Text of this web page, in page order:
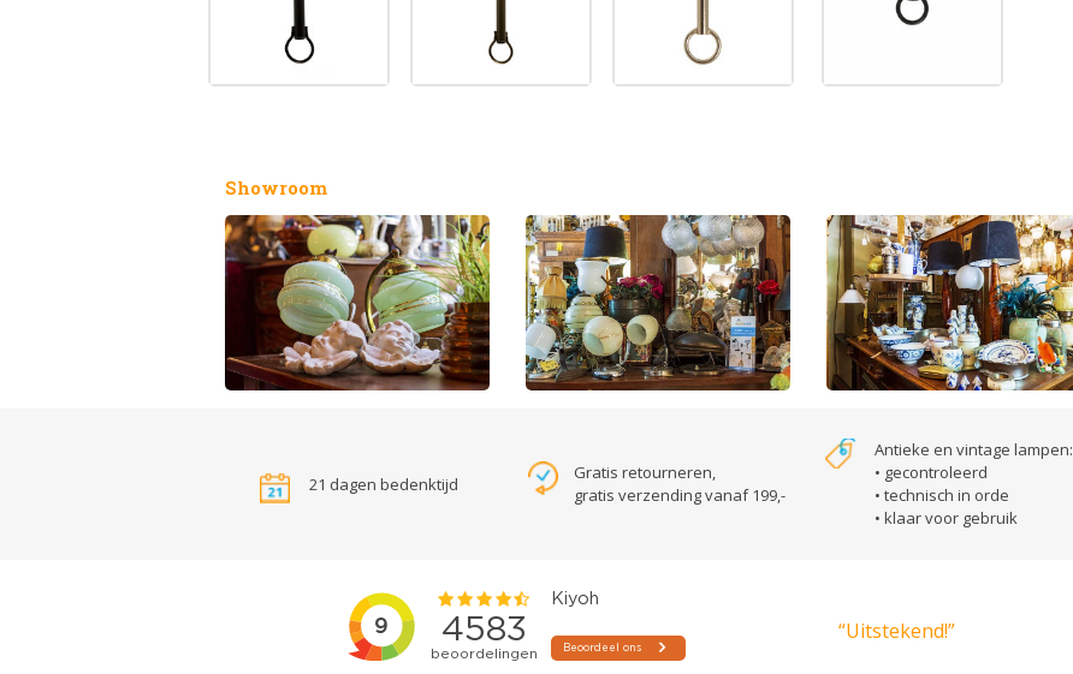
Showroom
21 dagen bedenktijd
Gratis retourneren,
gratis verzending vanaf 199,-
Antieke en vintage lampen:
• gecontroleerd
• technisch in orde
• klaar voor gebruik
“Uitstekend!”